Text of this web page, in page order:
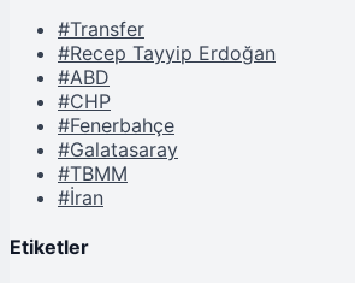
#Transfer
#Recep Tayyip Erdoğan
#ABD
#CHP
#Fenerbahçe
#Galatasaray
#TBMM
#İran
Etiketler